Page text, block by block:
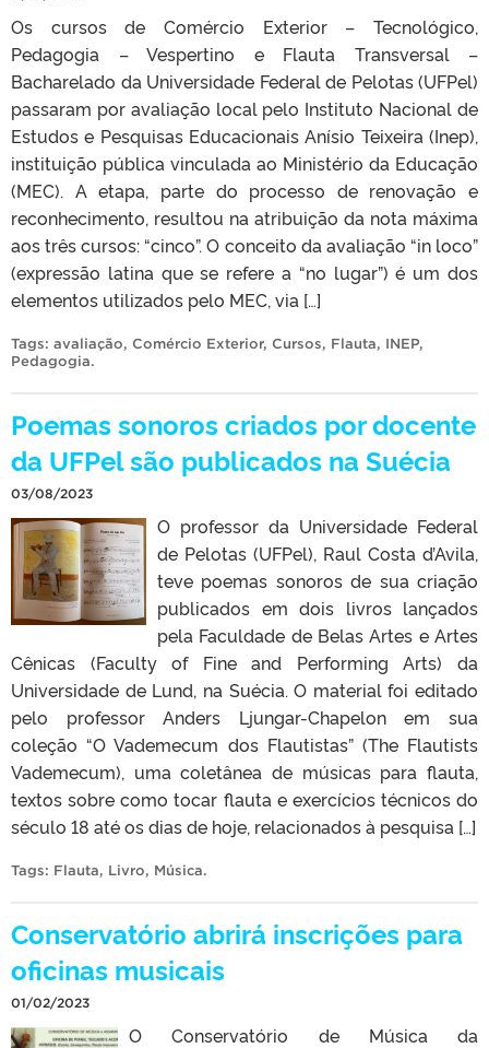
Os cursos de Comércio Exterior – Tecnológico,
Pedagogia – Vespertino e Flauta Transversal –
Bacharelado da Universidade Federal de Pelotas (UFPel)
passaram por avaliação local pelo Instituto Nacional de
Estudos e Pesquisas Educacionais Anísio Teixeira (Inep),
instituição pública vinculada ao Ministério da Educação
(MEC). A etapa, parte do processo de renovação e
reconhecimento, resultou na atribuição da nota máxima
aos três cursos: “cinco”. O conceito da avaliação “in loco”
(expressão latina que se refere a “no lugar”) é um dos
elementos utilizados pelo MEC, via […]
Tags: avaliação, Comércio Exterior, Cursos, Flauta, INEP,
Pedagogia.
Poemas sonoros criados por docente
da UFPel são publicados na Suécia
03/08/2023
O professor da Universidade Federal
de Pelotas (UFPel), Raul Costa d’Avila,
teve poemas sonoros de sua criação
publicados em dois livros lançados
pela Faculdade de Belas Artes e Artes
Cênicas (Faculty of Fine and Performing Arts) da
Universidade de Lund, na Suécia. O material foi editado
pelo professor Anders Ljungar-Chapelon em sua
coleção “O Vademecum dos Flautistas” (The Flautists
Vademecum), uma coletânea de músicas para flauta,
textos sobre como tocar flauta e exercícios técnicos do
século 18 até os dias de hoje, relacionados à pesquisa […]
Tags: Flauta, Livro, Música.
Conservatório abrirá inscrições para
oficinas musicais
01/02/2023
O Conservatório de Música da